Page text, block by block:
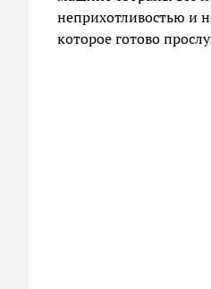
неприхотливостью и
которое готово